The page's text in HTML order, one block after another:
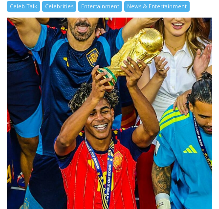
Celeb Talk Celebrities Entertainment News & Entertainment